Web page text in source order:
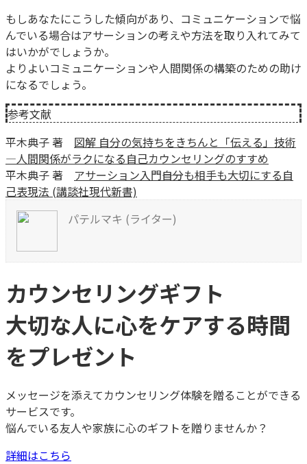
もしあなたにこうした傾向があり、コミュニケーションで悩
んでいる場合はアサーションの考えや方法を取り入れてみて
はいかがでしょうか。
よりよいコミュニケーションや人間関係の構築のための助け
になるでしょう。
参考文献
平木典子 著 図解 自分の気持ちをきちんと「伝える」技術
―人間関係がラクになる自己カウンセリングのすすめ
平木典子 著 アサーション入門――自分も相手も大切にする自
己表現法 (講談社現代新書)
パテルマキ (ライター)
カウンセリングギフト
大切な人に心をケアする時間
をプレゼント
メッセージを添えてカウンセリング体験を贈ることができる
サービスです。
悩んでいる友人や家族に心のギフトを贈りませんか？
詳細はこちら